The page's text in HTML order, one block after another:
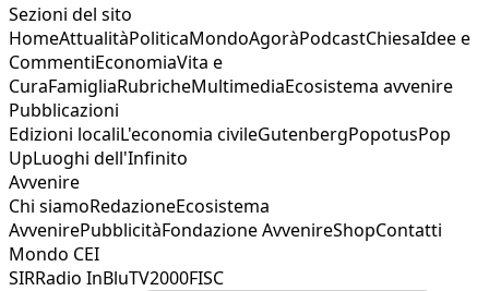
Sezioni del sito
HomeAttualitàPoliticaMondoAgoràPodcastChiesaIdee e
CommentiEconomiaVita e
CuraFamigliaRubricheMultimediaEcosistema avvenire
Pubblicazioni
Edizioni localiL'economia civileGutenbergPopotusPop
UpLuoghi dell'Infinito
Avvenire
Chi siamoRedazioneEcosistema
AvvenirePubblicitàFondazione AvvenireShopContatti
Mondo CEI
SIRRadio InBluTV2000FISC